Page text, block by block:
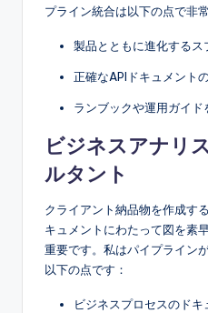
プライン統合は以下の点で非
製品とともに進化するス
正確なAPIドキュメント
ランブックや運用ガイ
ビジネスアナリ
ルタント
クライアント納品物を作成す
キュメントにわたって図を素
重要です。私はパイプライン
以下の点です：
ビジネスプロセスのドキ